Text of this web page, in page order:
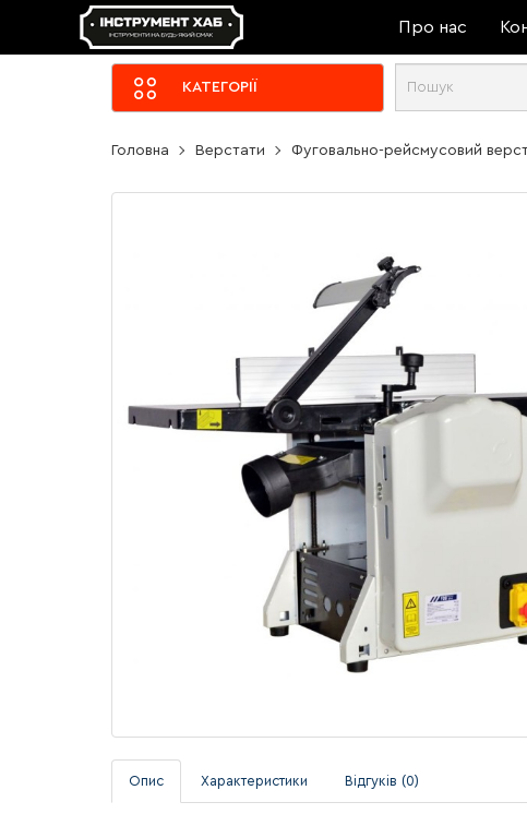
Про нас
КАТЕГОРІЇ
Головна Верстати Фуговально-рейсмусовий
Опис Характеристики Відгуків (0)